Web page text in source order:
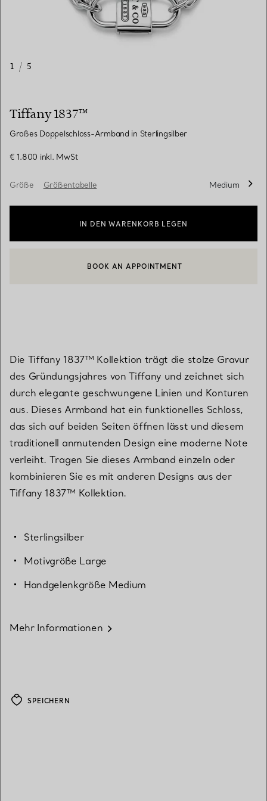
1 / 5
Tiffany 1837™
Großes Doppelschloss-Armband in Sterlingsilber
€ 1.800 inkl. MwSt
Größe Größentabelle Medium
IN DEN WARENKORB LEGEN
EINEN KUNDENBERATER KONTAKTIEREN ODER EINEN
BOOK AN APPOINTMENT
Die Tiffany 1837™ Kollektion trägt die stolze Gravur
des Gründungsjahres von Tiffany und zeichnet sich
durch elegante geschwungene Linien und Konturen
aus. Dieses Armband hat ein funktionelles Schloss,
das sich auf beiden Seiten öffnen lässt und diesem
traditionell anmutenden Design eine moderne Note
verleiht. Tragen Sie dieses Armband einzeln oder
kombinieren Sie es mit anderen Designs aus der
Tiffany 1837™ Kollektion.
Sterlingsilber
Motivgröße Large
Handgelenkgröße Medium
Mehr Informationen
SPEICHERN